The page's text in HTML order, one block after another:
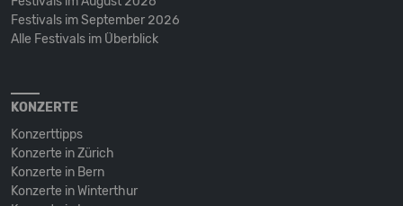
Festivals im September 2026
Alle Festivals im Überblick
KONZERTE
Konzerttipps
Konzerte in Zürich
Konzerte in Bern
Konzerte in Winterthur